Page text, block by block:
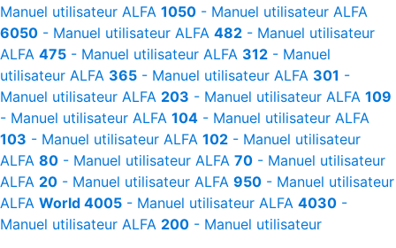
Manuel utilisateur ALFA 1050 - Manuel utilisateur ALFA
6050 - Manuel utilisateur ALFA 482 - Manuel utilisateur
ALFA 475 - Manuel utilisateur ALFA 312 - Manuel
utilisateur ALFA 365 - Manuel utilisateur ALFA 301 -
Manuel utilisateur ALFA 203 - Manuel utilisateur ALFA 109
- Manuel utilisateur ALFA 104 - Manuel utilisateur ALFA
103 - Manuel utilisateur ALFA 102 - Manuel utilisateur
ALFA 80 - Manuel utilisateur ALFA 70 - Manuel utilisateur
ALFA 20 - Manuel utilisateur ALFA 950 - Manuel utilisateur
ALFA World 4005 - Manuel utilisateur ALFA 4030 -
Manuel utilisateur ALFA 200 - Manuel utilisateur